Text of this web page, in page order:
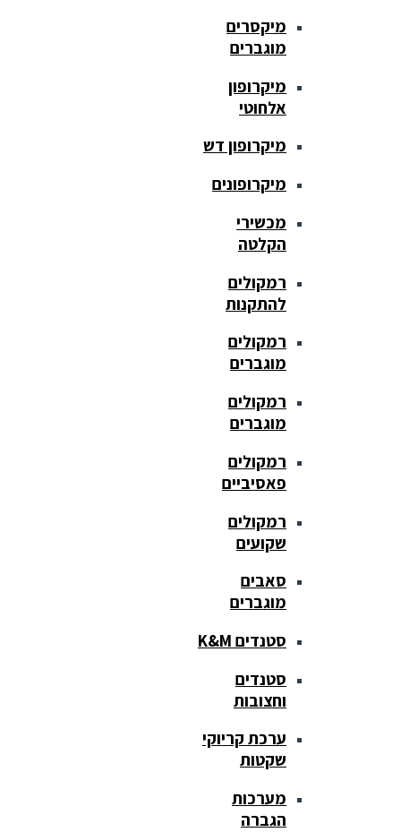
מיקסרים
מוגברים
מיקרופון
אלחוטי
מיקרופון דש
מיקרופונים
מכשירי
הקלטה
רמקולים
להתקנות
רמקולים
מוגברים
רמקולים
מוגברים
רמקולים
פאסיביים
רמקולים
שקועים
סאבים
מוגברים
סטנדים K&M
סטנדים
וחצובות
ערכת קריוקי
שקטות
מערכות
הגברה